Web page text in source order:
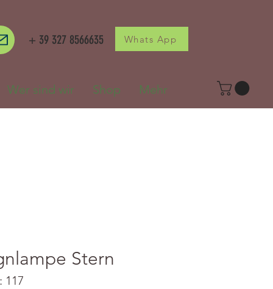
+ 39 327 8566635 Whats App
Wer sind wir Shop Mehr
Stern
117